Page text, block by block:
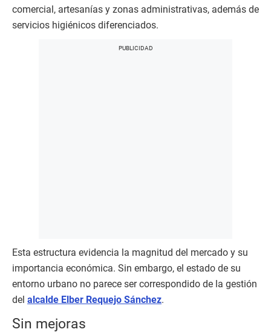
comercial, artesanías y zonas administrativas, además de
servicios higiénicos diferenciados.
Esta estructura evidencia la magnitud del mercado y su
importancia económica. Sin embargo, el estado de su
entorno urbano no parece ser correspondido de la gestión
del alcalde Elber Requejo Sánchez.
Sin mejoras